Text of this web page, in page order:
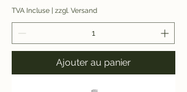
TVA Incluse | zzgl. Versand
Ajouter au panier